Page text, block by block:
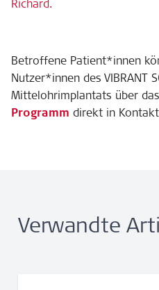
Richard.
Betroffene Patient*innen
Nutzer*innen des VIBRANT
Mittelohrimplantats über das
Programm direkt in
Verwandte